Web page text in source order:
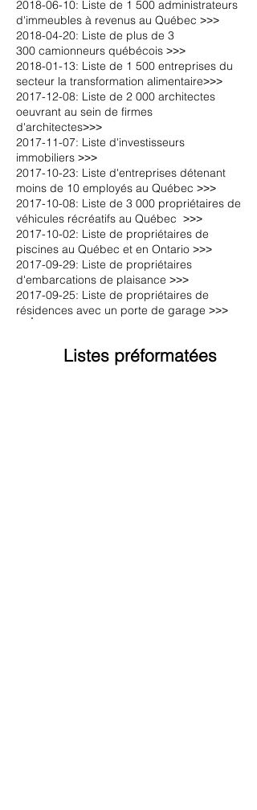
2018-06-10: Liste de 1 500 administrateurs
d'immeubles à revenus au Québec ˃˃˃
2018-04-20: Liste de plus de 3
300 camionneurs québécois ˃˃˃
2018-01-13: Liste de 1 500 entreprises du
secteur la transformation alimentaire˃˃˃
2017-12-08: Liste de 2 000 architectes
oeuvrant au sein de firmes
d'architectes˃˃˃
2017-11-07: Liste d'investisseurs
immobiliers ˃˃˃
2017-10-23: Liste d'entreprises détenant
moins de 10 employés au Québec ˃˃˃
2017-10-08: Liste de 3 000 propriétaires de
véhicules récréatifs au Québec ˃˃˃
2017-10-02: Liste de propriétaires de
piscines au Québec et en Ontario ˃˃˃
2017-09-29: Liste de propriétaires
d'embarcations de plaisance ˃˃˃
2017-09-25: Liste de propriétaires de
résidences avec un porte de garage ˃˃˃
Listes préformatées